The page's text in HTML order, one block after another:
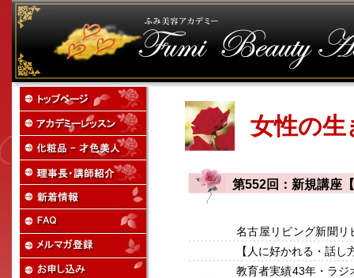
女性の
第552回：新規講座
名古屋リビング新聞
【人に好かれる・話
教育者実績43年・ラジ